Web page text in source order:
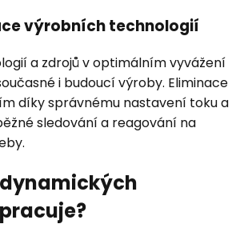
výrobních technologií
a zdrojů v optimálním vyvážení
i budoucí výroby. Eliminace
díky správnému nastavení toku a
sledování a reagování na
dynamických